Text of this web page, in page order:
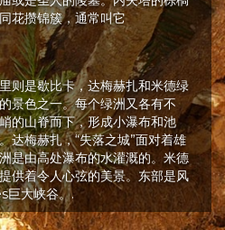
花攒锦簇，通常叫它
则是歇比卡，达梅赫扎和米德绿
景色之一。每个绿洲又各有不
的山脊而下，形成小瀑布和池
达梅赫扎，“失落之城”面对着雄
是由高处瀑布的水灌溉的。米德
供着令人心弦的美景。东部是风
大峡谷。.